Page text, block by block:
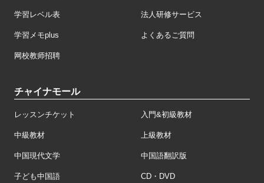
学習レベル表 法人研修サービス
学習メモplus よくあるご質問
网校教师招聘
チャイナモール
レッスンチケット 入門&初級教材
中級教材 上級教材
中国現代文学 中国語翻訳版
子ども中国語 CD・DVD